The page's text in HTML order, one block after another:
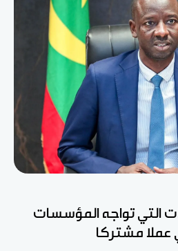
التي تواجه المؤسسات
عملا مشتركا